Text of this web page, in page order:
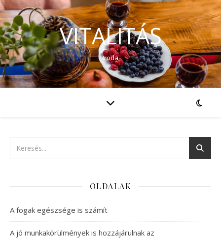
VITALITÁS
Iroda
OLDALAK
A fogak egészsége is számít
A jó munkakörülmények is hozzájárulnak az